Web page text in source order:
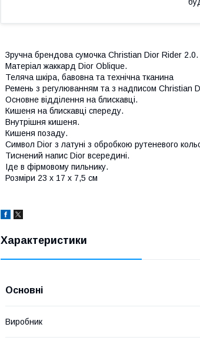
Зручна брендова сумочка Christian Dior Rider
Матеріал жаккард Dior Oblique.
Теляча шкіра, бавовна та технічна тканина
Ремень з регулюванням та з надписом Christian
Основне відділення на блискавці.
Кишеня на блискавці спереду.
Внутрішня кишеня.
Кишеня позаду.
Символ Dior з латуні з обробкою рутеневого
Тиснений напис Dior всередині.
Іде в фірмовому пильнику.
Розміри 23 x 17 x 7,5 см
Характеристики
Основні
Виробник